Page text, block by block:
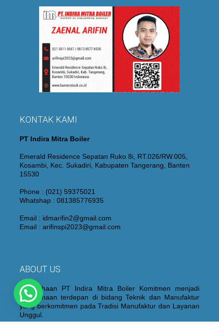
KONTAK KAMI
PT Indira Mitra Boiler
Emerald Residence Sepatan Ruko 8i, RT.026/RW.005,
Kosambi, Kec. Sukadiri, Kabupaten Tangerang, Banten
15530
Phone : (021) 59375021
Whatshap : 081385776935
Email : idmarifin2@gmail.com
Email : arifinspi2023@gmail.com
ABOUT US
Perusahaan PT Indira Mitra Boiler Komitmen menjadi
Perusahaan terdepan di bidang Teknik dan Manufaktur
yang berkomitmen pada Tradisi Manufaktur dan Layanan
Unggul.